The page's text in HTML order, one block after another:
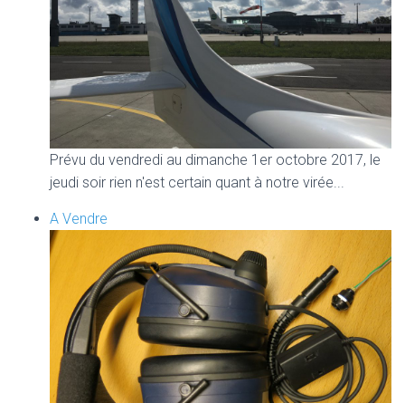
Prévu du vendredi au dimanche 1er octobre 2017, le
jeudi soir rien n'est certain quant à notre virée...
A Vendre